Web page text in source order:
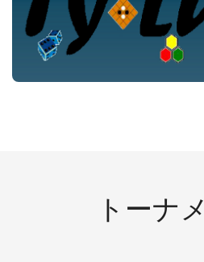
トーナ